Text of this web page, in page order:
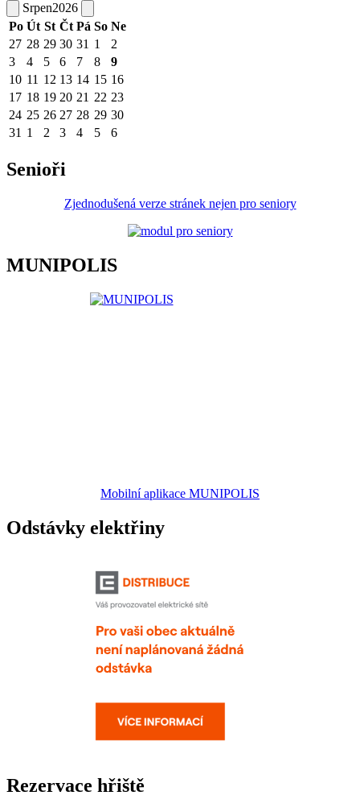
Srpen2026
Po Út St Čt Pá So Ne
27 28 29 30 31 1
2
3
4 5 6 7 8
9
10 11 12 13 14 15 16
17 18 19 20 21 22 23
24 25 26 27 28 29 30
31 1 2 3 4 5 6
Senioři
Zjednodušená verze stránek nejen pro seniory
MUNIPOLIS
Mobilní aplikace MUNIPOLIS
Odstávky elektřiny
Rezervace hřiště